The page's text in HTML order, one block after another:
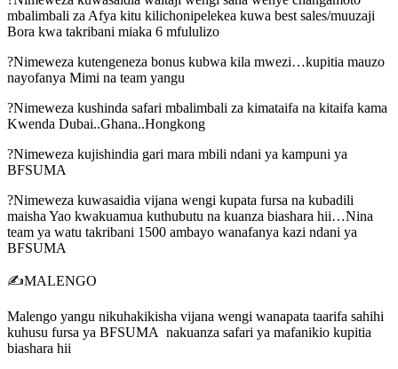
mbalimbali za Afya kitu kilichonipelekea kuwa best sales/muuzaji
Bora kwa takribani miaka 6 mfululizo
?Nimeweza kutengeneza bonus kubwa kila mwezi…kupitia mauzo
nayofanya Mimi na team yangu
?Nimeweza kushinda safari mbalimbali za kimataifa na kitaifa kama
Kwenda Dubai..Ghana..Hongkong
?Nimeweza kujishindia gari mara mbili ndani ya kampuni ya
BFSUMA
?Nimeweza kuwasaidia vijana wengi kupata fursa na kubadili
maisha Yao kwakuamua kuthubutu na kuanza biashara hii…Nina
team ya watu takribani 1500 ambayo wanafanya kazi ndani ya
BFSUMA
✍️MALENGO
Malengo yangu nikuhakikisha vijana wengi wanapata taarifa sahihi
kuhusu fursa ya BFSUMA nakuanza safari ya mafanikio kupitia
biashara hii